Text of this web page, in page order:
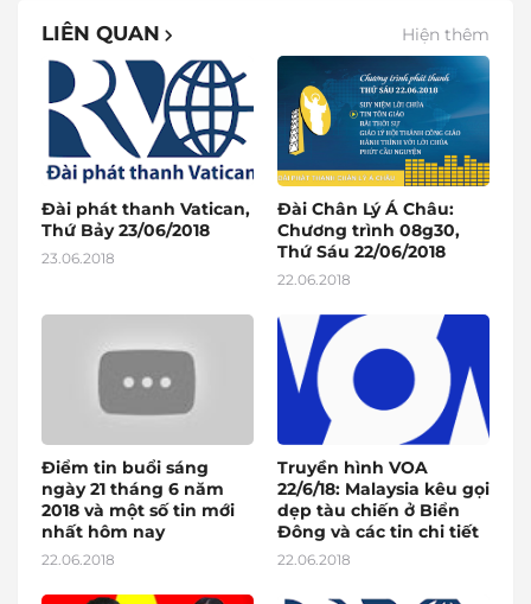
LIÊN QUAN Hiện thêm
Đài phát thanh Vatican,
Thứ Bảy 23/06/2018
23.06.2018
Đài Chân Lý Á Châu:
Chương trình 08g30,
Thứ Sáu 22/06/2018
22.06.2018
Điểm tin buổi sáng
ngày 21 tháng 6 năm
2018 và một số tin mới
nhất hôm nay
22.06.2018
Truyền hình VOA
22/6/18: Malaysia kêu gọi
dẹp tàu chiến ở Biển
Đông và các tin chi tiết
22.06.2018